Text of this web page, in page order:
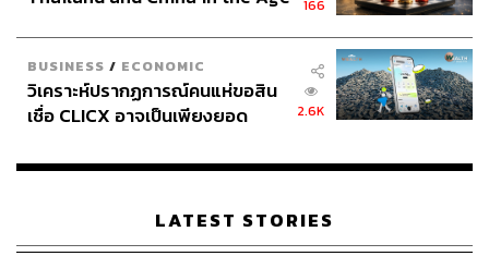
166
BUSINESS / ECONOMIC
วิเคราะห์ปรากฏการณ์คนแห่ขอสิน
เชื่อ CLICX อาจเป็นเพียงยอด
เรือนไทยที่ถูกซุกไว้
2.6K
LATEST STORIES